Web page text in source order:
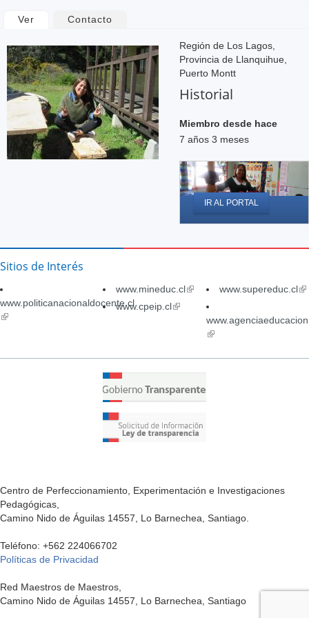
Solapas
principales
Ver (solapa activa)
Contacto
Región de Los Lagos,
Provincia de Llanquihue,
Puerto Montt
Historial
Miembro desde hace
7 años 3 meses
IR AL PORTAL
Sitios de Interés
www.politicanacionaldocente.cl
(link
www.mineduc.cl(link
external)
www.supereduc.cl
www.cpeip.cl(link
external)(link
external)
Centro de Perfeccionamiento, Experimentación e Investigaciones
Pedagógicas,
Camino Nido de Águilas 14557, Lo Barnechea, Santiago.
Teléfono: +562 224066702
Políticas de Privacidad
Red Maestros de Maestros,
Camino Nido de Águilas 14557, Lo Barnechea, Santiago